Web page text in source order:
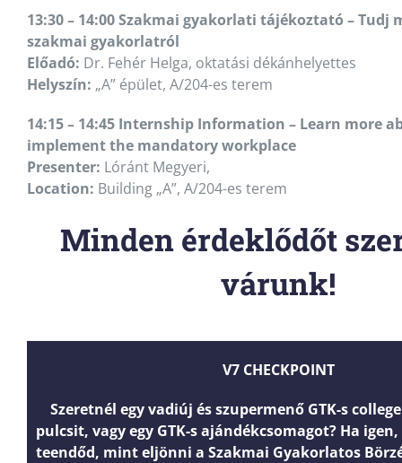
13:30 – 14:00 Szakmai gyakorlati tájékoztató – Tudj
szakmai gyakorlatról
Előadó: Dr. Fehér Helga, oktatási dékánhelyettes
Helyszín: „A” épület, A/204-es terem
14:15 – 14:45 Internship Information – Learn more
implement the mandatory workplace
Presenter: Lóránt Megyeri,
Location: Building „A”, A/204-es terem
Minden érdeklődőt
várunk!
V7 CHECKPOINT
Szeretnél egy vadiúj és szupermenő GTK-s
pulcsit, vagy egy GTK-s ajándékcsomagot? Ha
teendőd, mint eljönni a Szakmai Gyakorlatos